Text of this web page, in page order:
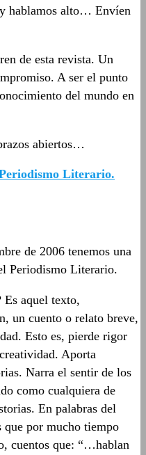
hablamos alto… Envíen
de esta revista. Un
A ser el punto
del mundo en
abiertos…
Literario.
de 2006 tenemos una
Periodismo Literario.
aquel texto,
un cuento o relato breve,
Esto es, pierde rigor
Aporta
Narra el sentir de los
como cualquiera de
En palabras del
que por mucho tiempo
cuentos que: “…hablan